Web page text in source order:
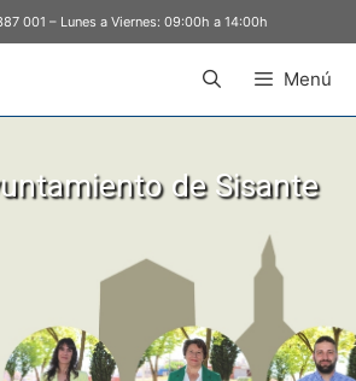
001 – Lunes a Viernes: 09:00h a 14:00h
Menú
de Sisante